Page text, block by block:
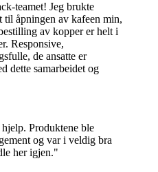
teamet! Jeg brukte
til åpningen av kafeen min,
av kopper er helt i
Responsive,
de ansatte er
dette samarbeidet og
Produktene ble
og var i veldig bra
her igjen."